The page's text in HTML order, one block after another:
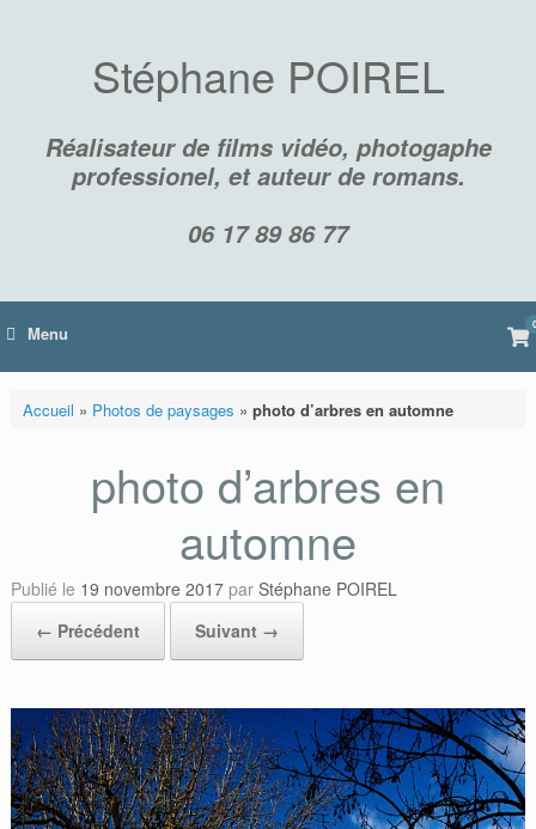
Stéphane POIREL
Réalisateur de films vidéo, photogaphe
professionel, et auteur de romans.
06 17 89 86 77
Menu 0
Accueil » Photos de paysages » photo d’arbres en automne
photo d’arbres en
automne
Publié le 19 novembre 2017 par Stéphane POIREL
← Précédent
Suivant →